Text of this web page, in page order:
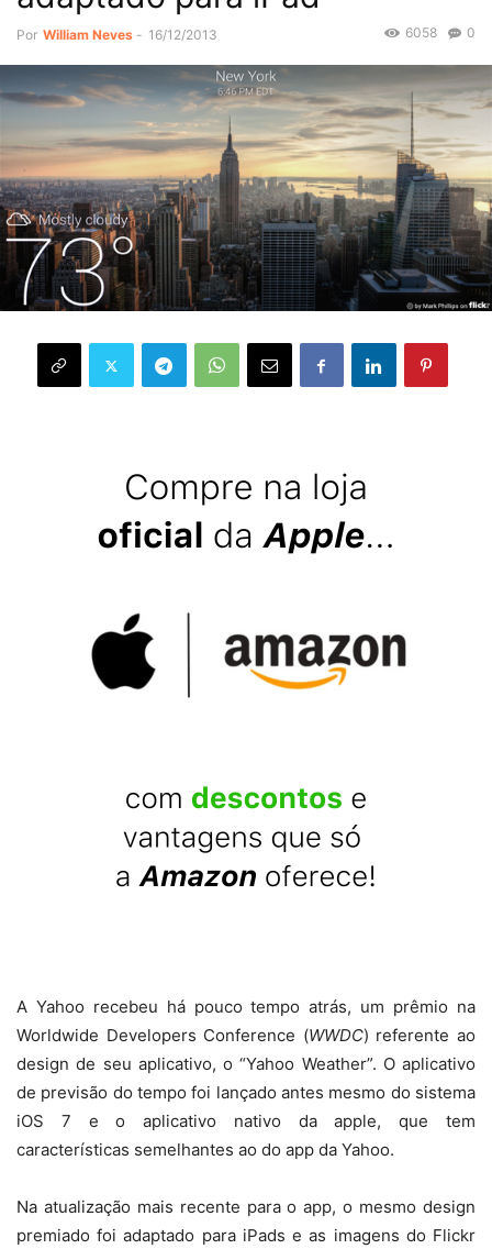
Por William Neves - 16/12/2013 0
6058
A Yahoo recebeu há pouco tempo atrás, um prêmio na
Worldwide Developers Conference (WWDC) referente ao
design de seu aplicativo, o “Yahoo Weather”. O aplicativo
de previsão do tempo foi lançado antes mesmo do sistema
iOS 7 e o aplicativo nativo da apple, que tem
características semelhantes ao do app da Yahoo.
Na atualização mais recente para o app, o mesmo design
premiado foi adaptado para iPads e as imagens do Flickr